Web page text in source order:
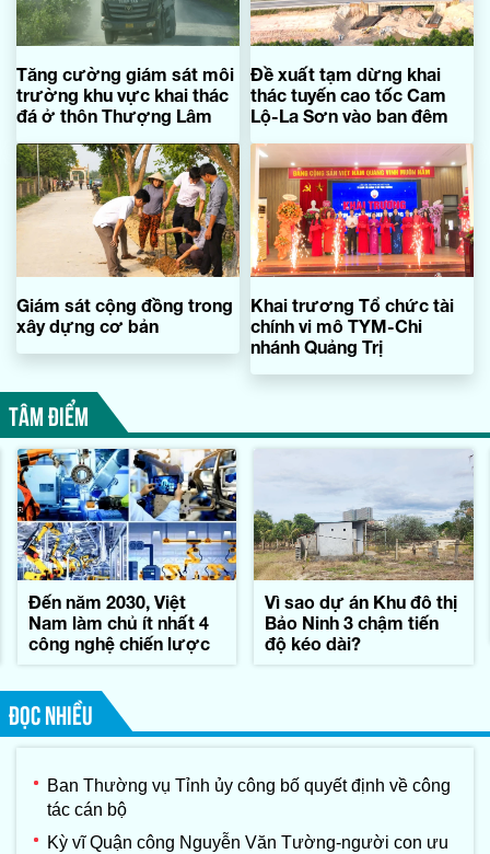
Tăng cường giám sát môi
trường khu vực khai thác
đá ở thôn Thượng Lâm
Đề xuất tạm dừng khai
thác tuyến cao tốc Cam
Lộ-La Sơn vào ban đêm
Giám sát cộng đồng trong
xây dựng cơ bản
Khai trương Tổ chức tài
chính vi mô TYM-Chi
nhánh Quảng Trị
TÂM ĐIỂM
Đến năm 2030, Việt
Nam làm chủ ít nhất 4
công nghệ chiến lược
Vì sao dự án Khu đô thị
Bảo Ninh 3 chậm tiến
độ kéo dài?
ĐỌC NHIỀU
Ban Thường vụ Tỉnh ủy công bố quyết định về công
tác cán bộ
Kỳ vĩ Quận công Nguyễn Văn Tường-người con ưu